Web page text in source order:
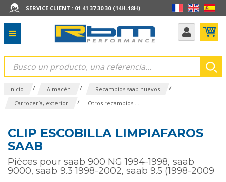
SERVICE CLIENT : 01 41 37 30 30 (14H-18H)
Inicio / Almacén / Recambios saab nuevos /
Carrocería, exterior / Otros recambios:...
CLIP ESCOBILLA LIMPIAFAROS
SAAB
Pièces pour saab 900 NG 1994-1998, saab
9000, saab 9.3 1998-2002, saab 9.5 (1998-2009